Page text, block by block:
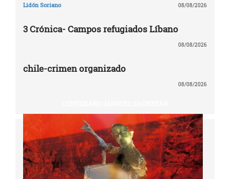
Lidón Soriano 08/08/2026
3 Crónica- Campos refugiados Líbano
08/08/2026
chile-crimen organizado
08/08/2026